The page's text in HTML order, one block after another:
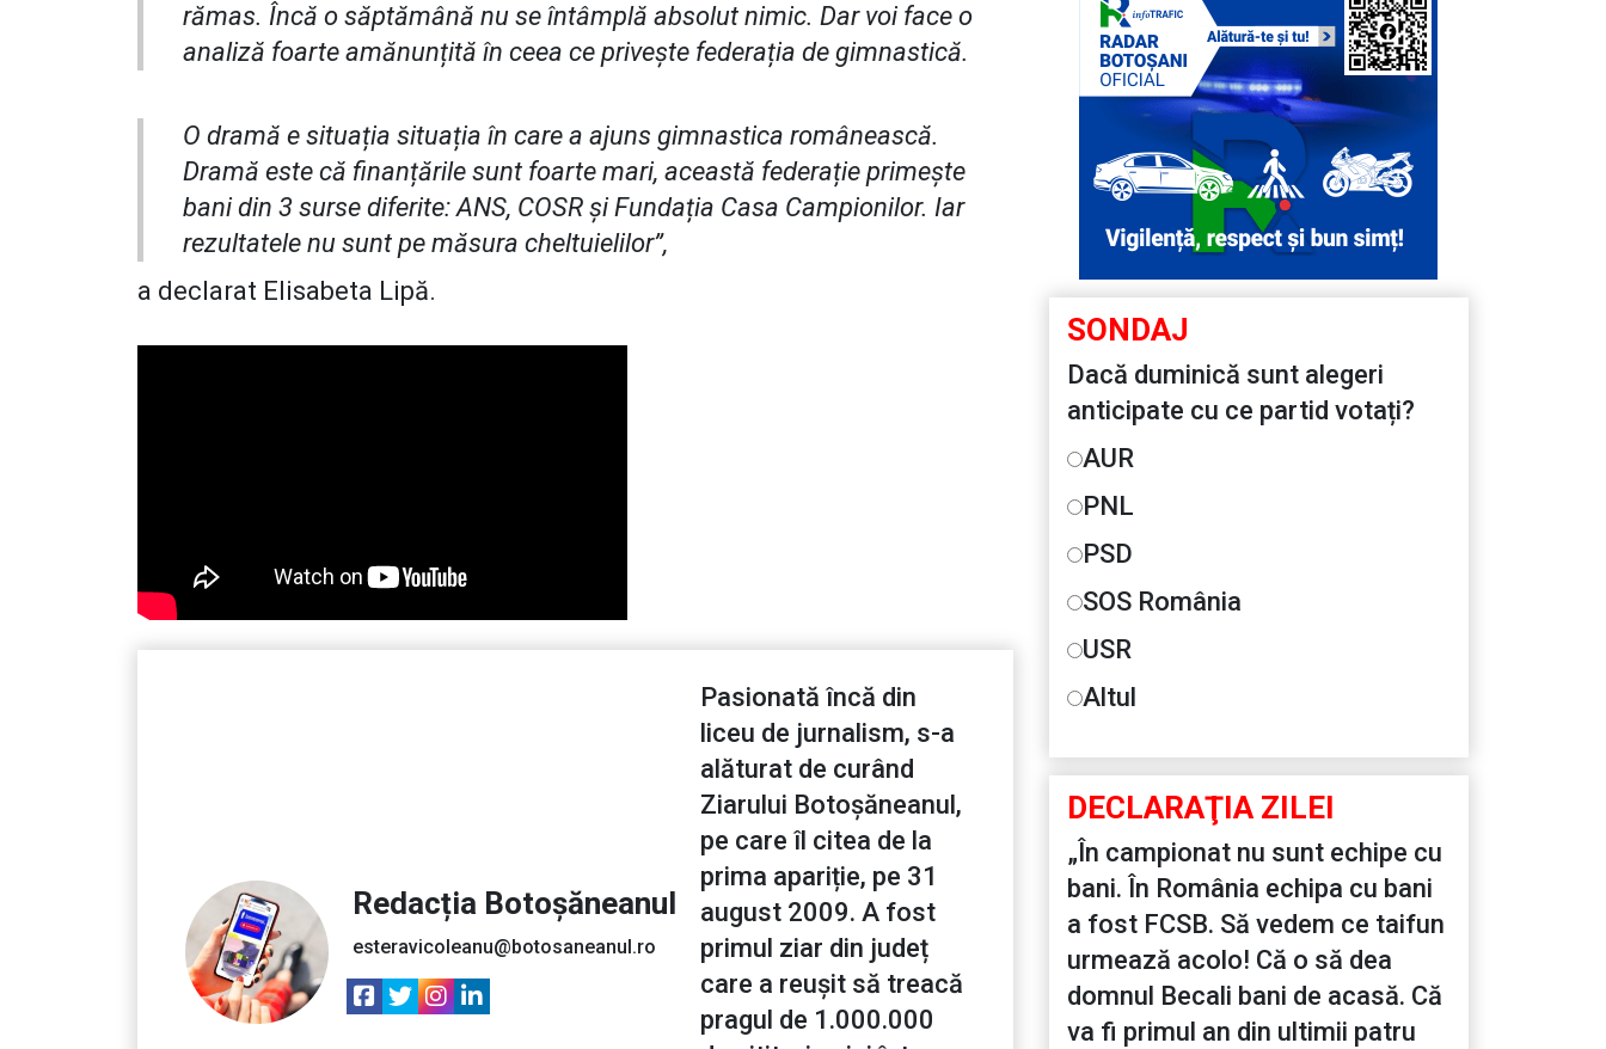
rămas. Încă o săptămână nu se întâmplă absolut nimic. Dar voi face o
analiză foarte amănunțită în ceea ce privește federația de gimnastică.
O dramă e situația situația în care a ajuns gimnastica românească.
Dramă este că finanțările sunt foarte mari, această federație primește
bani din 3 surse diferite: ANS, COSR și Fundația Casa Campionilor. Iar
rezultatele nu sunt pe măsura cheltuielilor”,
a declarat Elisabeta Lipă.
Redacția Botoșăneanul
esteravicoleanu@botosaneanul.ro
Pasionată încă din
liceu de jurnalism, s-a
alăturat de curând
Ziarului Botoșăneanul,
pe care îl citea de la
prima apariție, pe 31
august 2009. A fost
primul ziar din județ
care a reușit să treacă
pragul de 1.000.000
SONDAJ
Dacă duminică sunt alegeri
anticipate cu ce partid votați?
AUR
PNL
PSD
SOS România
USR
Altul
DECLARAŢIA ZILEI
„În campionat nu sunt echipe cu
bani. În România echipa cu bani
a fost FCSB. Să vedem ce taifun
urmează acolo! Că o să dea
domnul Becali bani de acasă. Că
va fi primul an din ultimii patru